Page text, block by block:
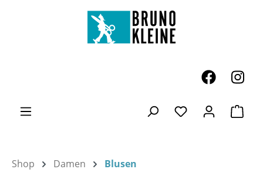
Zum Hauptinhalt springen
Du hast 0
Shop Damen Blusen